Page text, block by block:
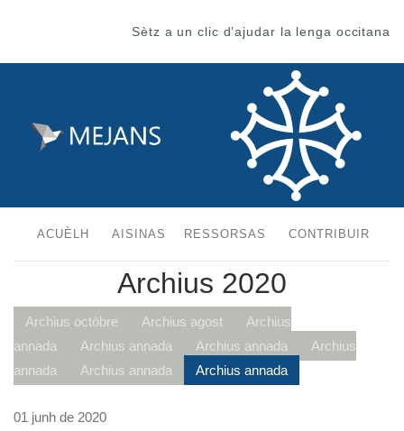
Sètz a un clic d’ajudar la lenga occitana
ACUÈLH AISINAS RESSORSAS CONTRIBUIR
Archius 2020
Archius octòbre Archius agost
Archius
annada
Archius annada Archius annada
Archius
annada
Archius annada Archius annada
01 junh de 2020